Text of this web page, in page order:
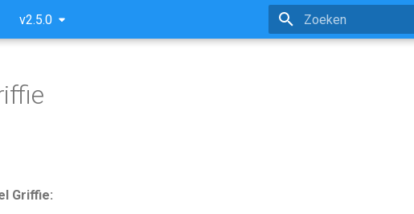
v2.5.0
Griffie: